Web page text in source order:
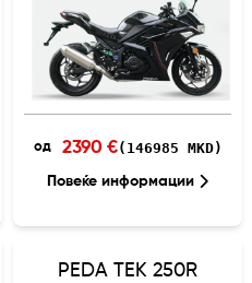
Повеќе информации
од 2390 €(146985 MKD)
PEDA TEK 250R